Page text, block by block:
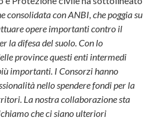
consolidata con ANBI, che poggia su
opere importanti contro il
la difesa del suolo. Con lo
province questi enti intermedi
importanti. I Consorzi hanno
nello spendere fondi per la
La nostra collaborazione sta
che ci siano ulteriori